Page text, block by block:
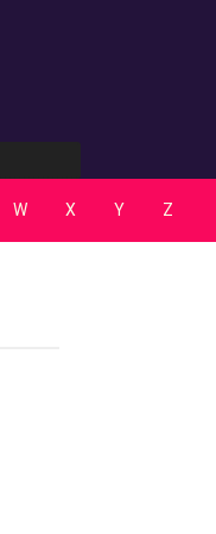
W X Y Z